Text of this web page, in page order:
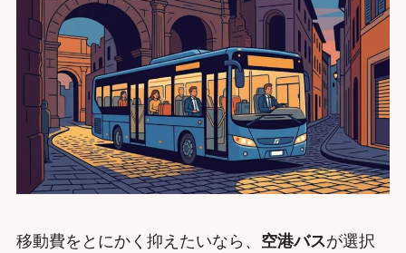
移動費をとにかく抑えたいなら、 空港バスが選択